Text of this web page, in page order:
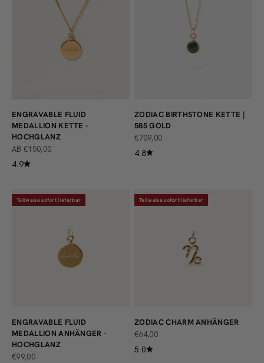
ENGRAVABLE FLUID
MEDALLION KETTE -
HOCHGLANZ
ANGEBOT
AB €150,00
4.9
ZODIAC BIRTHSTONE KETTE |
585 GOLD
ANGEBOT
€709,00
4.8
Teilweise sofort lieferbar
ENGRAVABLE FLUID
MEDALLION ANHÄNGER -
HOCHGLANZ
ANGEBOT
€99,00
Teilweise sofort lieferbar
ZODIAC CHARM ANHÄNGER
ANGEBOT
€64,00
5.0